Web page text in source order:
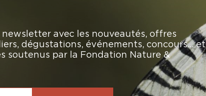
avec les nouveautés, offres
dégustations, événements, concours… et
soutenus par la Fondation Nature &